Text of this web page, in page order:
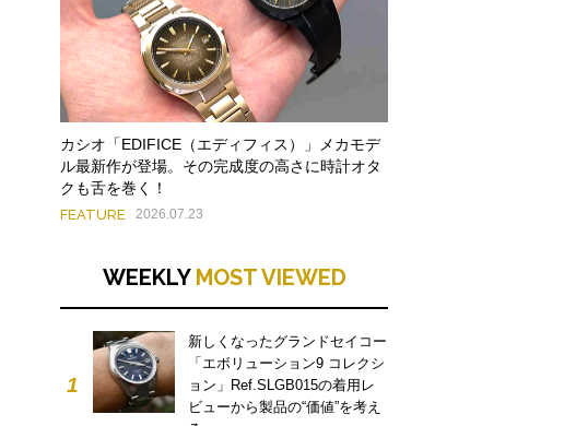
カシオ「EDIFICE（エディフィス）」メカモデ
ル最新作が登場。その完成度の高さに時計オタ
クも舌を巻く！
FEATURE 2026.07.23
WEEKLY MOST VIEWED
1
新しくなったグランドセイコー
「エボリューション9 コレクシ
ョン」Ref.SLGB015の着用レ
ビューから製品の“価値”を考え